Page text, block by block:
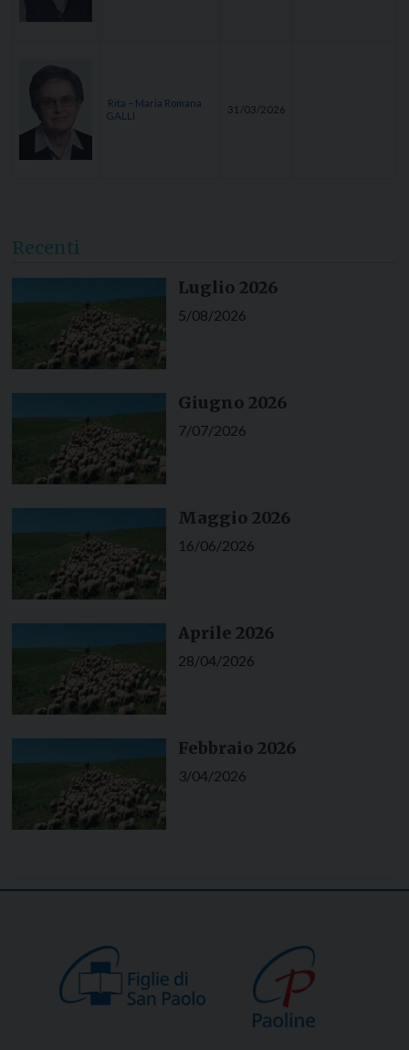
Rita – Maria Romana
GALLI
31/03/2026
Recenti
Luglio 2026
5/08/2026
Giugno 2026
7/07/2026
Maggio 2026
16/06/2026
Aprile 2026
28/04/2026
Febbraio 2026
3/04/2026